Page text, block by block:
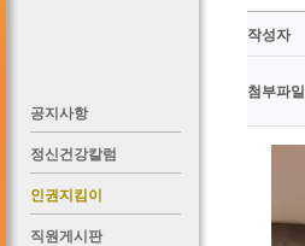
공지사항
정신건강칼럼
인권지킴이
직원게시판
작성자
첨부파일